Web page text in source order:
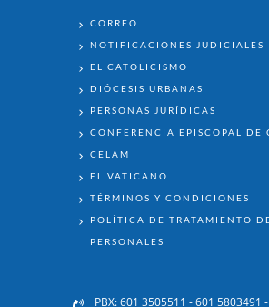
ENLACES
CORREO
NOTIFICACIONES JUDICIALES
EL CATOLICISMO
DIÓCESIS URBANAS
PERSONAS JURÍDICAS
CONFERENCIA EPISCOPAL DE
CELAM
EL VATICANO
TÉRMINOS Y CONDICIONES
POLÍTICA DE TRATAMIENTO
PERSONALES
PBX: 601 3505511 - 601 5803491